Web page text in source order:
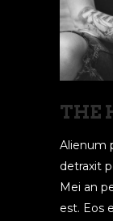
THE
Alienum
detraxit
Mei an
est. Eos